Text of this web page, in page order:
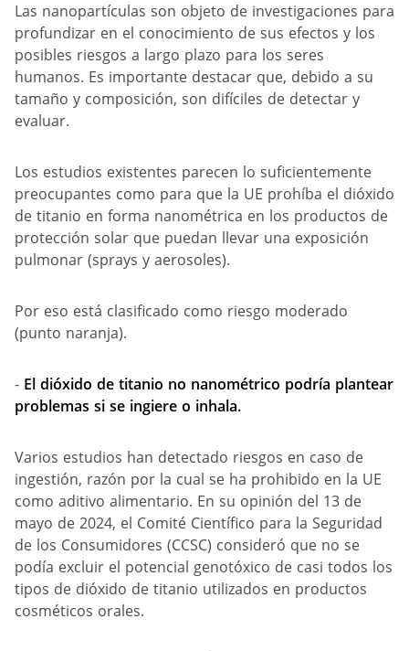
Las nanopartículas son objeto de investigaciones para
profundizar en el conocimiento de sus efectos y los
posibles riesgos a largo plazo para los seres
humanos. Es importante destacar que, debido a su
tamaño y composición, son difíciles de detectar y
evaluar.
Los estudios existentes parecen lo suficientemente
preocupantes como para que la UE prohíba el dióxido
de titanio en forma nanométrica en los productos de
protección solar que puedan llevar una exposición
pulmonar (sprays y aerosoles).
Por eso está clasificado como riesgo moderado
(punto naranja).
- El dióxido de titanio no nanométrico podría plantear
problemas si se ingiere o inhala.
Varios estudios han detectado riesgos en caso de
ingestión, razón por la cual se ha prohibido en la UE
como aditivo alimentario. En su opinión del 13 de
mayo de 2024, el Comité Científico para la Seguridad
de los Consumidores (CCSC) consideró que no se
podía excluir el potencial genotóxico de casi todos los
tipos de dióxido de titanio utilizados en productos
cosméticos orales.